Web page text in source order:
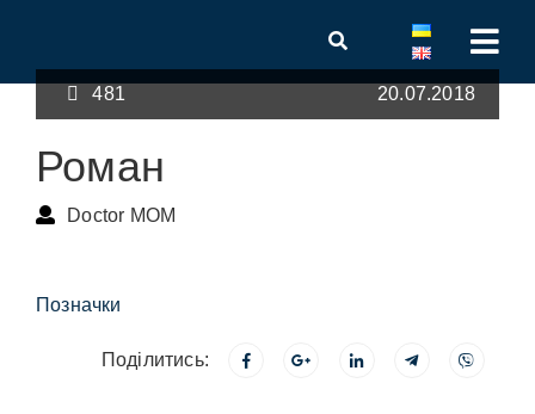
481 20.07.2018
Роман
Doctor MOM
Позначки
Поділитись: